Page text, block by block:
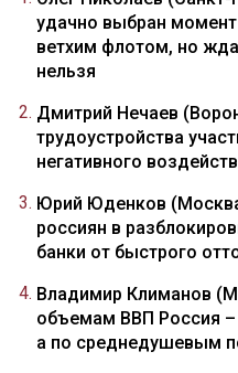
удачно выбран
ветхим флотом, но
нельзя
Дмитрий Нечаев
трудоустройства
негативного
Юрий Юденков
россиян в
банки от быстрого
Владимир Климанов
объемам ВВП Россия –
а по среднедушевым